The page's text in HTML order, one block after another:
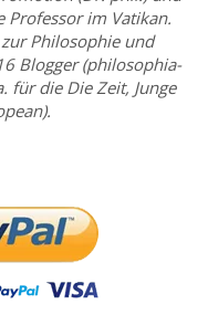
Professor im Vatikan.
Philosophie und
Blogger (philosophia-
für die Die Zeit, Junge